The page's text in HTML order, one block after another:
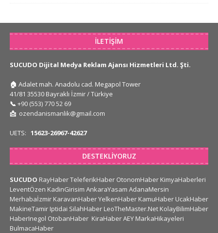
İLETIŞIM
SUCUDO Dijital Medya Reklam Ajansı Hizmetleri Ltd. Şti.
🏠 Adalet mah. Anadolu cad. Megapol Tower
41/81 35530 Bayraklı İzmir / Türkiye
📞 +90 (553) 770 52 69
📩 ozendanismanlik@gmail.com
UETS: 15623-26967-42627
DESTEKLIYORUZ
SUCUDO RayHaberTeleferikHaber OtonomHaber KimyaHaberleri
LeventÖzen KadinGirisim AnkaraYasam AdanaMersin
Merhabaİzmir KaravanHaberYelkenHaber KamuHaber UcakHaber
MakineTamir Iptidai SilahHaber LeoTheMaster.Net KolayBilimHaber
HaberInegol OtobanHaber KiraHaberAEY MarkaHikayeleri
BulmacaHaber